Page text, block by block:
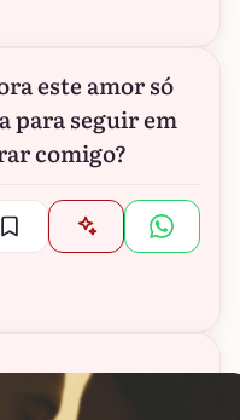
este amor só
para seguir em
comigo?